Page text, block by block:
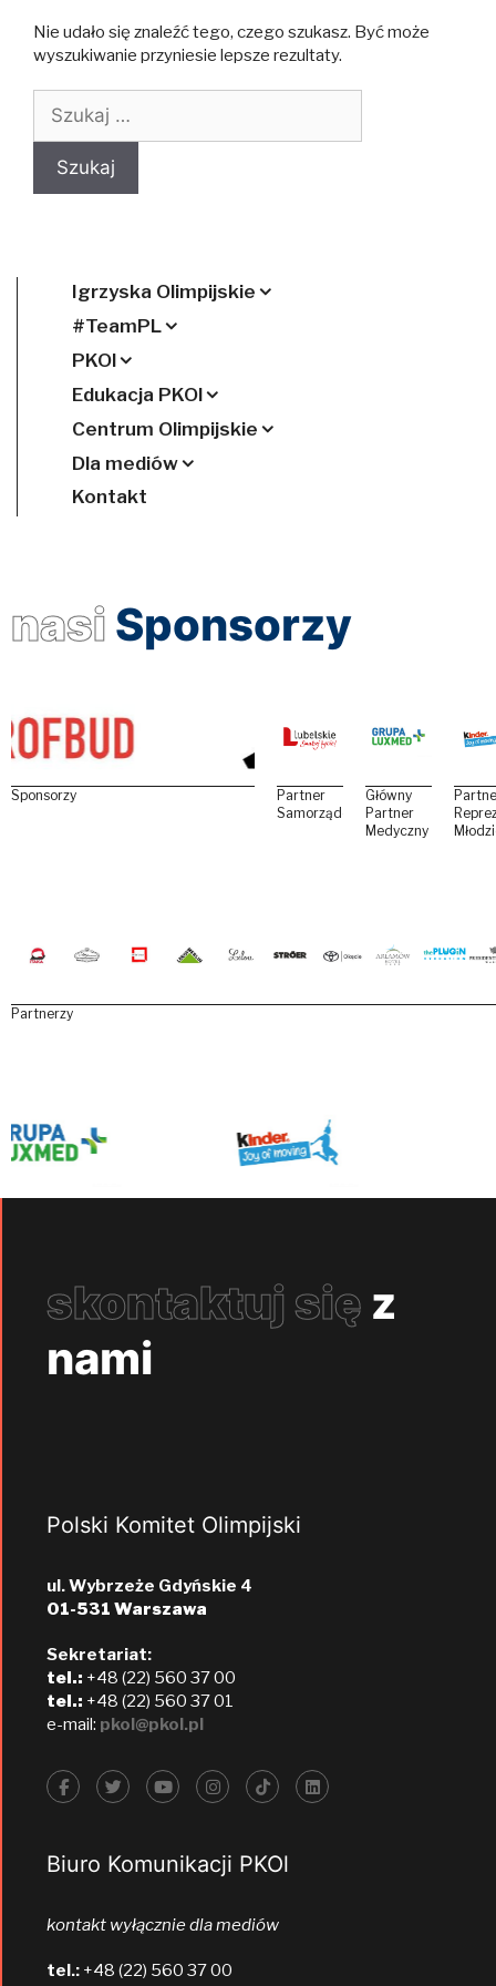
Nie udało się znaleźć tego, czego szukasz. Być może
wyszukiwanie przyniesie lepsze rezultaty.
Igrzyska Olimpijskie
#TeamPL
PKOl
Edukacja PKOl
Centrum Olimpijskie
Dla mediów
Kontakt
nasi Sponsorzy
Sponsorzy
Partner
Samorządowy
Główny
Partner
Medyczny
Partnerzy
skontaktuj się z
nami
Polski Komitet Olimpijski
ul. Wybrzeże Gdyńskie 4
01-531 Warszawa
Sekretariat:
tel.: +48 (22) 560 37 00
tel.: +48 (22) 560 37 01
e-mail: pkol@pkol.pl
Biuro Komunikacji PKOl
kontakt wyłącznie dla mediów
tel.: +48 (22) 560 37 00